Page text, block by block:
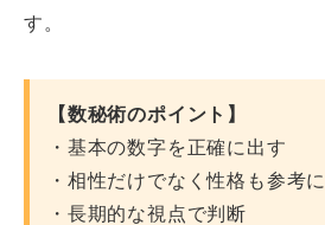
す。
【数秘術のポイント】
・基本の数字を正確に出す
・相性だけでなく性格も参考に
・長期的な視点で判断